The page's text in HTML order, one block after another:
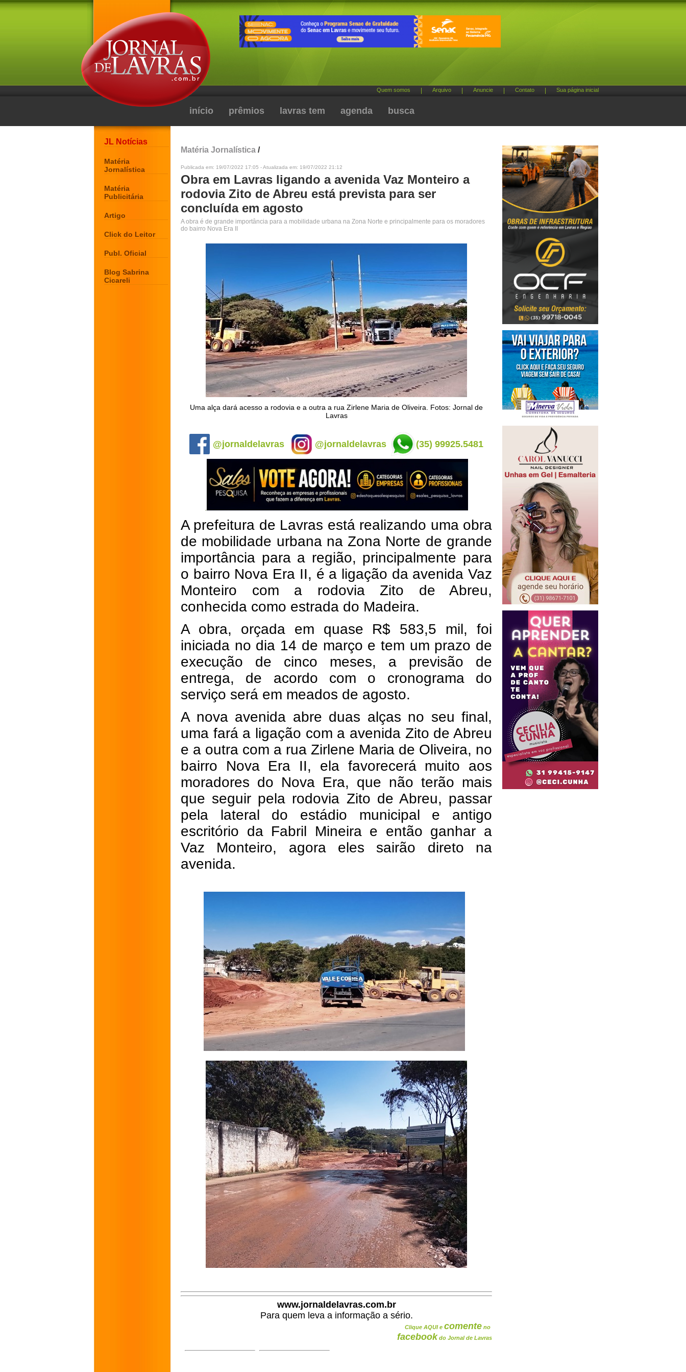
Quem somos Arquivo Anuncie Contato Sua página inicial
início prêmios lavras tem agenda busca
JL Notícias
Matéria
Jornalística
Matéria
Publicitária
Artigo
Click do Leitor
Publ. Oficial
Blog Sabrina
Cicareli
Matéria Jornalística /
Publicada em: 19/07/2022 17:05 - Atualizada em: 19/07/2022 21:12
Obra em Lavras ligando a avenida Vaz Monteiro a
rodovia Zito de Abreu está prevista para ser
concluída em agosto
A obra é de grande importância para a mobilidade urbana na Zona Norte e principalmente para os moradores
do bairro Nova Era II
Uma alça dará acesso a rodovia e a outra a rua Zirlene Maria de Oliveira. Fotos: Jornal de
Lavras
@jornaldelavras @jornaldelavras (35) 99925.5481
A prefeitura de Lavras está realizando uma obra
de mobilidade urbana na Zona Norte de grande
importância para a região, principalmente para
o bairro Nova Era II, é a ligação da avenida Vaz
Monteiro com a rodovia Zito de Abreu,
conhecida como estrada do Madeira.
A obra, orçada em quase R$ 583,5 mil, foi
iniciada no dia 14 de março e tem um prazo de
execução de cinco meses, a previsão de
entrega, de acordo com o cronograma do
serviço será em meados de agosto.
A nova avenida abre duas alças no seu final,
uma fará a ligação com a avenida Zito de Abreu
e a outra com a rua Zirlene Maria de Oliveira, no
bairro Nova Era II, ela favorecerá muito aos
moradores do Nova Era, que não terão mais
que seguir pela rodovia Zito de Abreu, passar
pela lateral do estádio municipal e antigo
escritório da Fabril Mineira e então ganhar a
Vaz Monteiro, agora eles sairão direto na
avenida.
www.jornaldelavras.com.br
Para quem leva a informação a sério.
Clique AQUI e comente no
facebook do Jornal de Lavras